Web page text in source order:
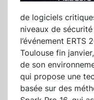
de logiciels
niveaux de
l’événement ERTS
Toulouse fin janvier,
de son
qui propose une
basée sur des